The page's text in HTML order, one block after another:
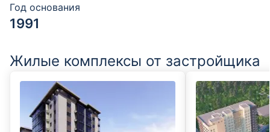
Год основания
1991
Жилые комплексы от застройщика